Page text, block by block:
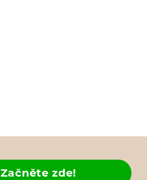
Začněte zde!